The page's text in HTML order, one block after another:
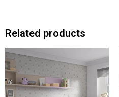
Related products